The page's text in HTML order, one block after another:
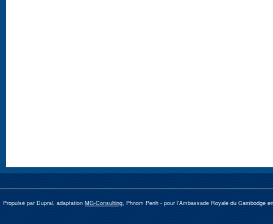
Propulsé par Dupral, adaptation MG-Consulting, Phnom Penh - pour l'Ambassade Royale du Cambodge